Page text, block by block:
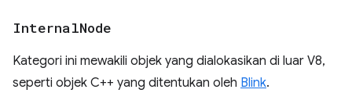
InternalNode
Kategori ini mewakili objek yang dialokasikan di luar V8,
seperti objek C++ yang ditentukan oleh Blink.